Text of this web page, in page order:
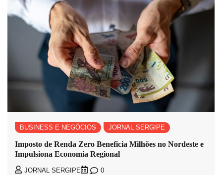
BUSINESS E NEGÓCIOS JORNAL SERGIPE
Imposto de Renda Zero Beneficia Milhões no Nordeste e
Impulsiona Economia Regional
JORNAL SERGIPE 0